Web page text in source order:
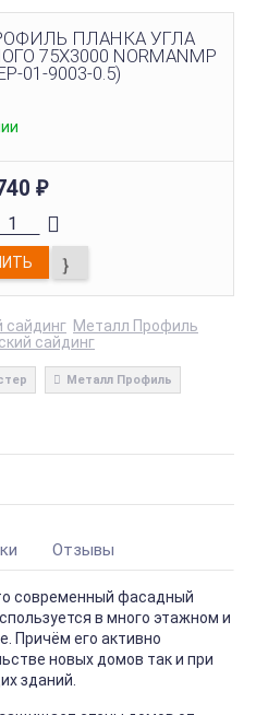
ПЛАНКА УГЛА
75Х3000 NORMANMP
01-9003-0.5)
₽
сайдинг Металл Профиль
сайдинг
Металл Профиль
Отзывы
современный фасадный
в много этажном и
Причём его активно
новых домов так и при
зданий.